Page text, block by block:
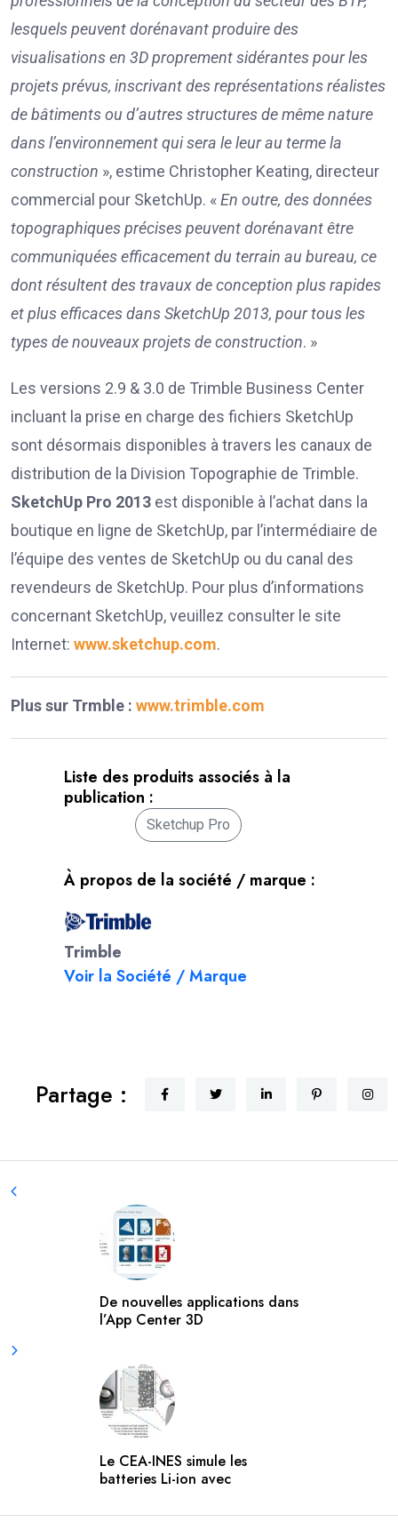
lesquels peuvent dorénavant produire des
visualisations en 3D proprement sidérantes pour les
projets prévus, inscrivant des représentations réalistes
de bâtiments ou d’autres structures de même nature
dans l’environnement qui sera le leur au terme la
construction », estime Christopher Keating, directeur
commercial pour SketchUp. «En outre, des données
topographiques précises peuvent dorénavant être
communiquées efficacement du terrain au bureau, ce
dont résultent des travaux de conception plus rapides
et plus efficaces dans SketchUp 2013, pour tous les
types de nouveaux projets de construction. »
Les versions 2.9 & 3.0 de Trimble Business Center
incluant la prise en charge des fichiers SketchUp
sont désormais disponibles à travers les canaux de
distribution de la Division Topographie de Trimble.
SketchUp Pro 2013 est disponible à l’achat dans la
boutique en ligne de SketchUp, par l’intermédiaire de
l’équipe des ventes de SketchUp ou du canal des
revendeurs de SketchUp. Pour plus d’informations
concernant SketchUp, veuillez consulter le site
Internet: www.sketchup.com.
Plus sur Trmble : www.trimble.com
Liste des produits associés à la
publication :
Sketchup Pro
À propos de la société / marque :
Trimble
Voir la Société / Marque
Partage :
De nouvelles applications dans
l’App Center 3D
Le CEA-INES simule les
batteries Li-ion avec